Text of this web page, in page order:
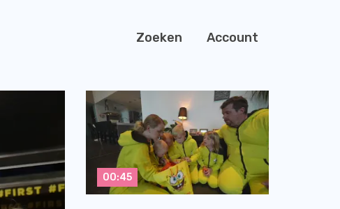
Zoeken Account
00:45